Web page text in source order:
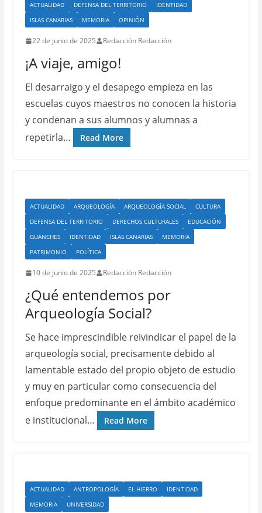
ACTUALIDAD DEFENSA DEL TERRITORIO
IDENTIDAD
ISLAS CANARIAS
MEMORIA OPINIÓN
22 de junio de 2025 Redacción Redacción
¡A viaje, amigo!
El desarraigo y el desapego empieza en las
escuelas cuyos maestros no conocen la historia
y condenan a sus alumnos y alumnas a
repetirla…
Read More
ACTUALIDAD ARQUEOLOGÍA ARQUEOLOGÍA SOCIAL
CULTURA
DEFENSA DEL TERRITORIO
DERECHOS CULTURALES
EDUCACIÓN
GUANCHES
IDENTIDAD ISLAS CANARIAS
MEMORIA
PATRIMONIO
POLÍTICA
10 de junio de 2025 Redacción Redacción
¿Qué entendemos por
Arqueología Social?
Se hace imprescindible reivindicar el papel de la
arqueología social, precisamente debido al
lamentable estado del propio objeto de estudio
y muy en particular como consecuencia del
enfoque predominante en el ámbito académico
e institucional…
Read More
ACTUALIDAD ANTROPOLOGÍA EL HIERRO
IDENTIDAD
MEMORIA
UNIVERSIDAD